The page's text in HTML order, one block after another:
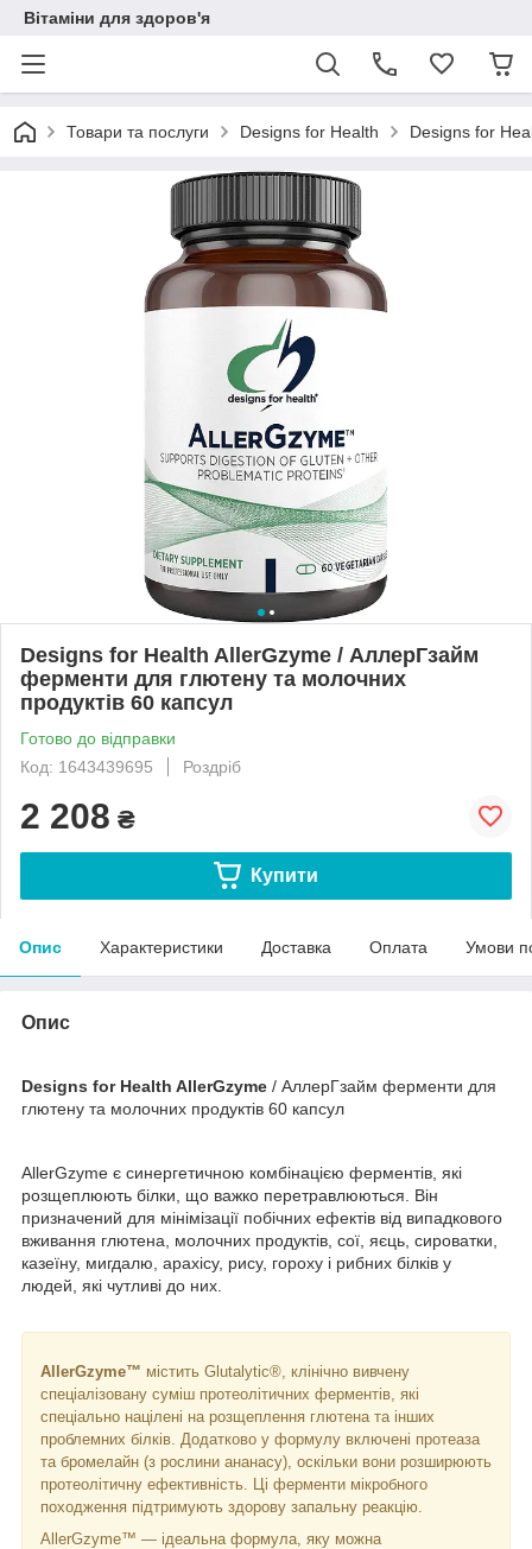
Вітаміни для здоров'я
Товари та послуги Designs for Health Designs for
Designs for Health AllerGzyme / АллерГзайм
ферменти для глютену та молочних
продуктів 60 капсул
Готово до відправки
Код: 1643439695
Роздріб
2 208 ₴
Купити
Опис Характеристики Доставка Оплата Умови
Опис
Designs for Health AllerGzyme / АллерГзайм ферменти для
глютену та молочних продуктів 60 капсул
AllerGzyme є синергетичною комбінацією ферментів, які
розщеплюють білки, що важко перетравлюються. Він
призначений для мінімізації побічних ефектів від випадкового
вживання глютена, молочних продуктів, сої, яєць, сироватки,
казеїну, мигдалю, арахісу, рису, гороху і рибних білків у
людей, які чутливі до них.
AllerGzyme™ містить Glutalytic®, клінічно вивчену
спеціалізовану суміш протеолітичних ферментів, які
спеціально націлені на розщеплення глютена та інших
проблемних білків. Додатково у формулу включені протеаза
та бромелайн (з рослини ананасу), оскільки вони розширюють
протеолітичну ефективність. Ці ферменти мікробного
походження підтримують здорову запальну реакцію.
AllerGzyme™ — ідеальна формула, яку можна